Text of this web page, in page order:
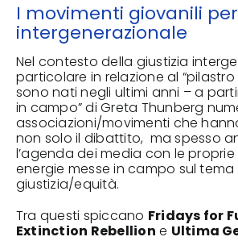
I movimenti giovanili
intergenerazionale
Nel contesto della giustizia
particolare in relazione al
sono nati negli ultimi anni – a
in campo” di Greta Thunberg
associazioni/movimenti che
non solo il dibattito, ma spesso
l’agenda dei media con le proprie
energie messe in campo sul tema
giustizia/equità.
Tra questi spiccano Fridays for
Extinction Rebellion e Ultima